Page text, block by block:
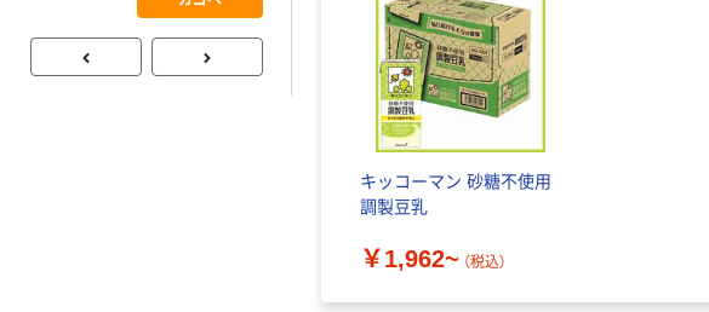
キッコーマン 砂糖不使用
調製豆乳
￥1,962~ （税込）
￥1,380~
（税込）